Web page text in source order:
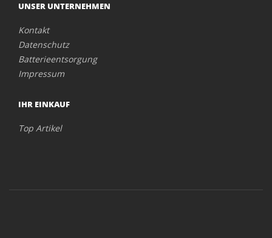
UNSER UNTERNEHMEN
Kontakt
Datenschutz
Batterieentsorgung
Impressum
IHR EINKAUF
Top Artikel